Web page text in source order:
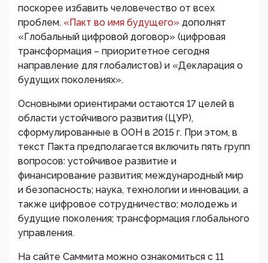
поскорее избавить человечество от всех
проблем. «Пакт во имя будущего» дополнят
«Глобальный цифровой договор» (цифровая
трансформация – приоритетное сегодня
направление для глобалистов) и «Декларация о
будущих поколениях».
Основными ориентирами остаются 17 целей в
области устойчивого развития (ЦУР),
сформулированные в ООН в 2015 г. При этом, в
текст Пакта предполагается включить пять групп
вопросов: устойчивое развитие и
финансирование развития; международный мир
и безопасность; наука, технологии и инновации, а
также цифровое сотрудничество; молодежь и
будущие поколения; трансформация глобального
управления.
На сайте Саммита можно ознакомиться с 11